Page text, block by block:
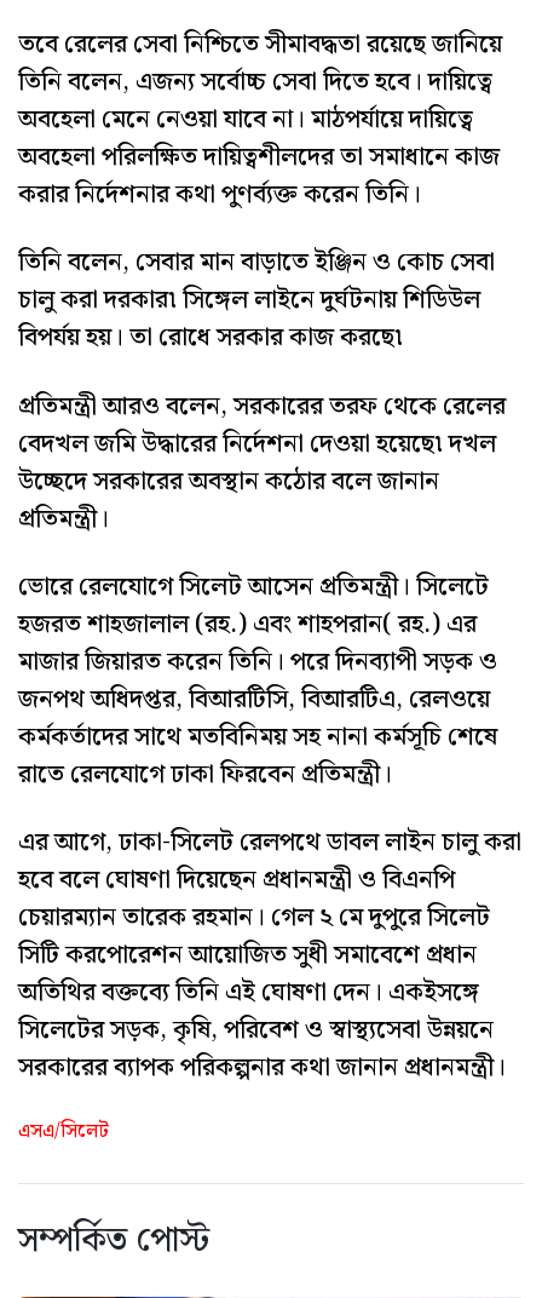
তবে রেলের সেবা নিশ্চিতে সীমাবদ্ধতা রয়েছে জানিয়ে
তিনি বলেন, এজন্য সর্বোচ্চ সেবা দিতে হবে। দায়িত্বে
অবহেলা মেনে নেওয়া যাবে না। মাঠপর্যায়ে দায়িত্বে
অবহেলা পরিলক্ষিত দায়িত্বশীলদের তা সমাধানে কাজ
করার নির্দেশনার কথা পুণর্ব্যক্ত করেন তিনি।
তিনি বলেন, সেবার মান বাড়াতে ইঞ্জিন ও কোচ সেবা
চালু করা দরকার৷ সিঙ্গেল লাইনে দুর্ঘটনায় শিডিউল
বিপর্যয় হয়। তা রোধে সরকার কাজ করছে৷
প্রতিমন্ত্রী আরও বলেন, সরকারের তরফ থেকে রেলের
বেদখল জমি উদ্ধারের নির্দেশনা দেওয়া হয়েছে৷ দখল
উচ্ছেদে সরকারের অবস্থান কঠোর বলে জানান
প্রতিমন্ত্রী।
ভোরে রেলযোগে সিলেট আসেন প্রতিমন্ত্রী। সিলেটে
হজরত শাহজালাল (রহ.) এবং শাহপরান( রহ.) এর
মাজার জিয়ারত করেন তিনি। পরে দিনব্যাপী সড়ক ও
জনপথ অধিদপ্তর, বিআরটিসি, বিআরটিএ, রেলওয়ে
কর্মকর্তাদের সাথে মতবিনিময় সহ নানা কর্মসূচি শেষে
রাতে রেলযোগে ঢাকা ফিরবেন প্রতিমন্ত্রী।
এর আগে, ঢাকা-সিলেট রেলপথে ডাবল লাইন চালু করা
হবে বলে ঘোষণা দিয়েছেন প্রধানমন্ত্রী ও বিএনপি
চেয়ারম্যান তারেক রহমান। গেল ২ মে দুপুরে সিলেট
সিটি করপোরেশন আয়োজিত সুধী সমাবেশে প্রধান
অতিথির বক্তব্যে তিনি এই ঘোষণা দেন। একইসঙ্গে
সিলেটের সড়ক, কৃষি, পরিবেশ ও স্বাস্থ্যসেবা উন্নয়নে
সরকারের ব্যাপক পরিকল্পনার কথা জানান প্রধানমন্ত্রী।
এসএ/সিলেট
সম্পর্কিত পোস্ট